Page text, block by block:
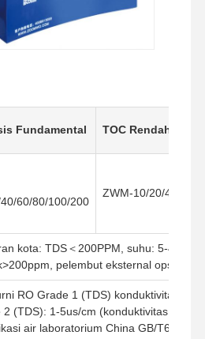
Laboratorium
murni
Fundamental TOC Rendah
60/80/100/200
ZWM-10/20/40
kota: TDS＜200PPM, suhu: 5-45℃,
pelembut eksternal opsional
RO Grade 1 (TDS) konduktivitas ≈
2 (TDS): 1-5us/cm (konduktivitas ≤
air laboratorium China GB/T6682-